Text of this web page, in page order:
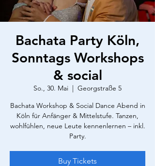
Bachata Party Köln,
Sonntags Workshops
& social
So., 30. Mai
  |
Georgstraße 5
Bachata Workshop & Social Dance Abend in
Köln für Anfänger & Mittelstufe. Tanzen,
wohlfühlen, neue Leute kennenlernen – inkl.
Party.
Buy Tickets